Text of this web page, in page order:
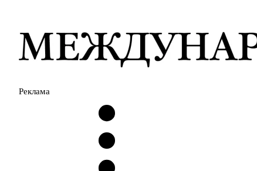
Реклама